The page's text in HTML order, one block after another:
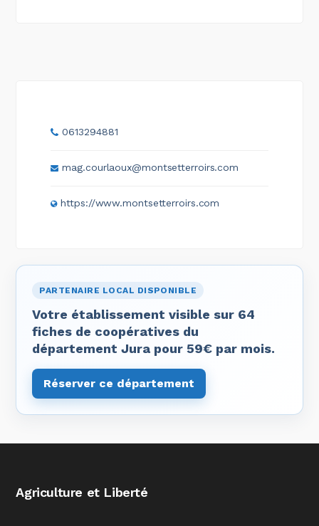
0613294881
mag.courlaoux@montsetterroirs.com
https://www.montsetterroirs.com
PARTENAIRE LOCAL DISPONIBLE
Votre établissement visible sur 64
fiches de coopératives du
département Jura pour 59€ par mois.
Réserver ce département
Agriculture et Liberté